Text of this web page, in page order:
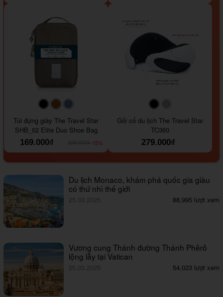
#000000#964B00
Túi đựng giày The Travel Star
SHB_02 Elite Duo Shoe Bag
169.000₫
-15%
#000000
Gối cổ du lịch The Travel Star
TC360
279.000₫
Du lịch Monaco, khám phá quốc gia giàu
có thứ nhì thế giới
25.03.2025 88,995 lượt xem
Vương cung Thánh đường Thánh Phêrô
lộng lẫy tại Vatican
25.03.2025 54,023 lượt xem